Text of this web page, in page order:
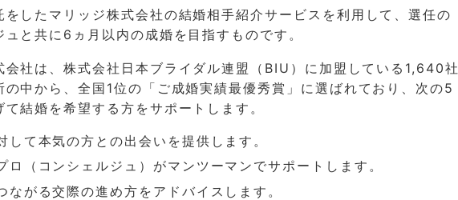
をしたマリッジ株式会社の結婚相手紹介サービスを利用して、選任の
ュと共に6ヵ月以内の成婚を目指すものです。
会社は、株式会社日本ブライダル連盟（BIU）に加盟している1,640社
の中から、全国1位の「ご成婚実績最優秀賞」に選ばれており、次の5
結婚を希望する方をサポートします。
して本気の方との出会いを提供します。
ロ（コンシェルジュ）がマンツーマンでサポートします。
ながる交際の進め方をアドバイスします。